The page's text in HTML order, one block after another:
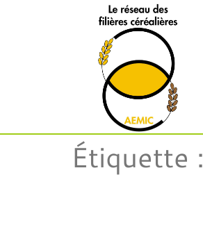
Étiquette :